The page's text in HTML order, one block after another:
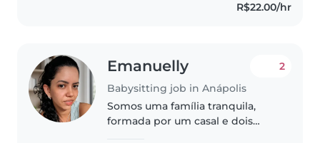
R$22.00/hr
Emanuelly
Babysitting job in Anápolis
2
Somos uma família tranquila,
formada por um casal e dois